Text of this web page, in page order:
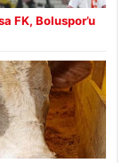
FK, Boluspor’u